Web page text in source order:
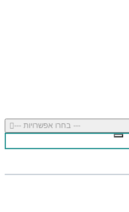
--- בחרו אפשרויות ---